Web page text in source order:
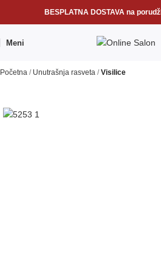
BESPLATNA DOSTAVA na
Meni
Početna Unutrašnja rasveta Visilice